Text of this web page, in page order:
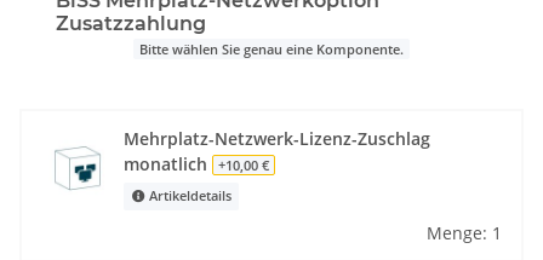
Zusatzzahlung
Bitte wählen Sie genau eine Komponente.
Mehrplatz-Netzwerk-Lizenz-Zuschlag
monatlich
+10,00 €
Artikeldetails
Menge: 1